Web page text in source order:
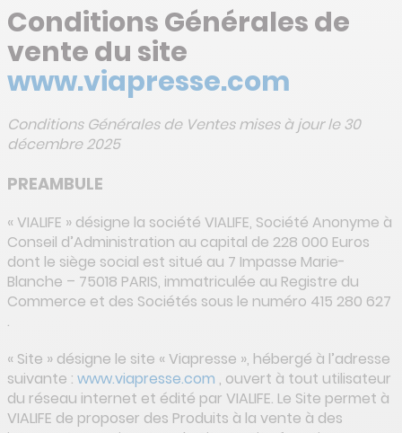
Conditions Générales de
vente du site
www.viapresse.com
Conditions Générales de Ventes mises à jour le 30
décembre 2025
PREAMBULE
« VIALIFE » désigne la société VIALIFE, Société Anonyme à
Conseil d’Administration au capital de 228 000 Euros
dont le siège social est situé au 7 Impasse Marie-
Blanche – 75018 PARIS, immatriculée au Registre du
Commerce et des Sociétés sous le numéro 415 280 627
.
« Site » désigne le site « Viapresse », hébergé à l’adresse
suivante : www.viapresse.com , ouvert à tout utilisateur
du réseau internet et édité par VIALIFE. Le Site permet à
VIALIFE de proposer des Produits à la vente à des